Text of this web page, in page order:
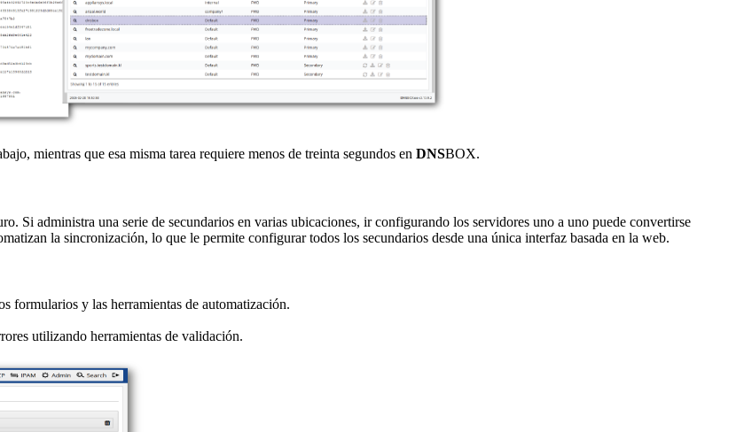
mientras que esa misma tarea requiere menos de treinta segundos en DNSBOX.
Si administra una serie de secundarios en varias ubicaciones, ir configurando los servidores uno a uno puede convertirse
la sincronización, lo que le permite configurar todos los secundarios desde una única interfaz basada en la web.
formularios y las herramientas de automatización.
utilizando herramientas de validación.